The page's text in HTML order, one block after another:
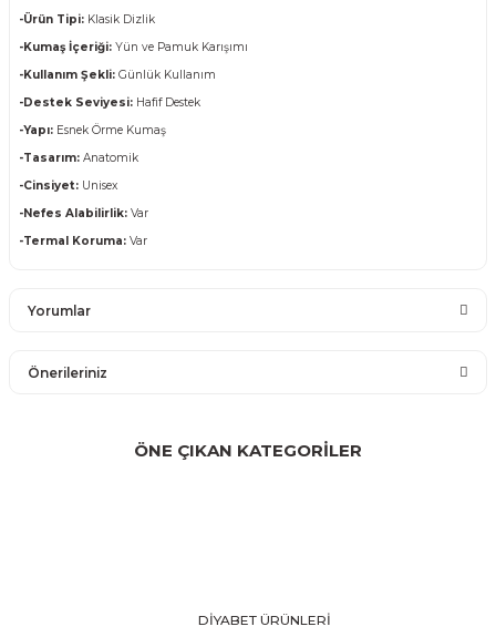
-Ürün Tipi: Klasik Dizlik
-Kumaş İçeriği: Yün ve Pamuk Karışımı
-Kullanım Şekli: Günlük Kullanım
-Destek Seviyesi: Hafif Destek
-Yapı: Esnek Örme Kumaş
-Tasarım: Anatomik
-Cinsiyet: Unisex
-Nefes Alabilirlik: Var
-Termal Koruma: Var
Yorumlar
Önerileriniz
konularda yetersiz gördüğünüz noktaları öneri formunu
kullanarak tarafımıza iletebilirsiniz.
ÖNE ÇIKAN KATEGORİLER
DİYABET ÜRÜNLERİ